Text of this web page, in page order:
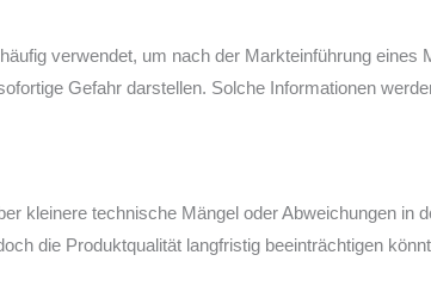
verwendet, um nach der Markteinführung eines
Gefahr darstellen. Solche Informationen
kleinere technische Mängel oder Abweichungen in
die Produktqualität langfristig beeinträchtigen